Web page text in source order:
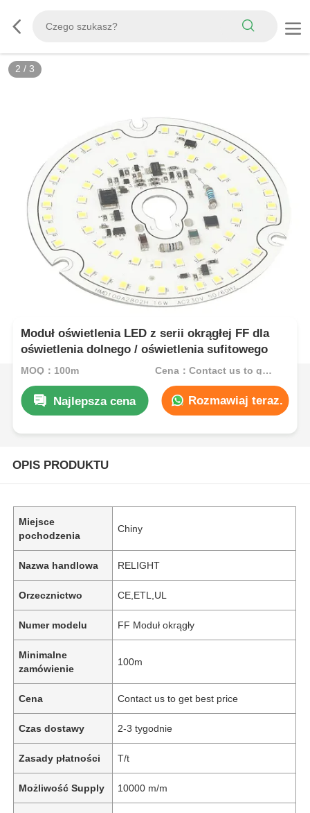
2 / 3
Moduł oświetlenia LED z serii okrągłej FF dla
oświetlenia dolnego / oświetlenia sufitowego
MOQ：100m Cena：Contact us to get best price
Najlepsza cena Rozmawiaj teraz.
OPIS PRODUKTU
Miejsce
pochodzenia
Chiny
Nazwa handlowa RELIGHT
Orzecznictwo CE,ETL,UL
Numer modelu FF Moduł okrągły
Minimalne
zamówienie
100m
Cena Contact us to get best price
Czas dostawy 2-3 tygodnie
Zasady płatności T/t
Możliwość Supply 10000 m/m